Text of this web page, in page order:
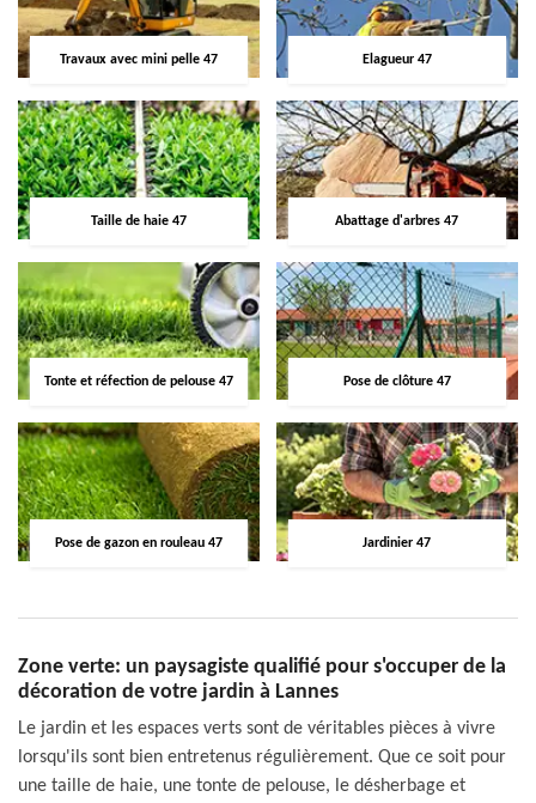
Travaux avec mini pelle 47 Elagueur 47
Taille de haie 47 Abattage d'arbres 47
Tonte et réfection de pelouse 47 Pose de clôture 47
Pose de gazon en rouleau 47 Jardinier 47
Zone verte: un paysagiste qualifié pour s'occuper de la
décoration de votre jardin à Lannes
Le jardin et les espaces verts sont de véritables pièces à vivre
lorsqu'ils sont bien entretenus régulièrement. Que ce soit pour
une taille de haie, une tonte de pelouse, le désherbage et